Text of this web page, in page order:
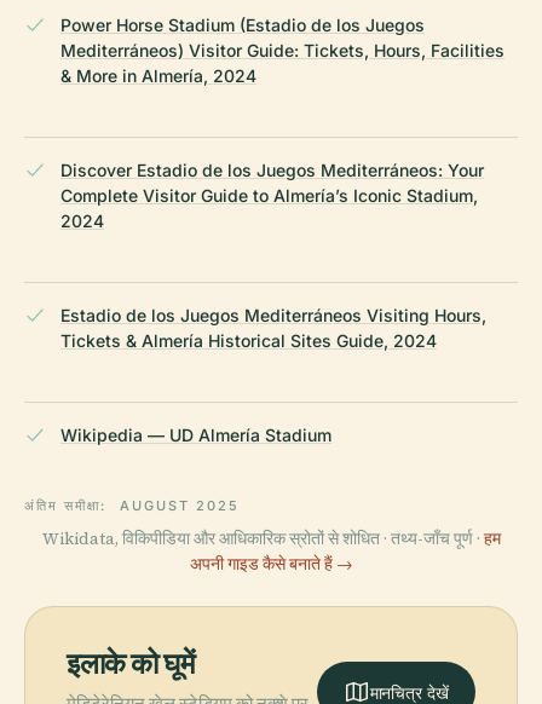
Power Horse Stadium (Estadio de los Juegos
Mediterráneos) Visitor Guide: Tickets, Hours, Facilities
& More in Almería, 2024
Discover Estadio de los Juegos Mediterráneos: Your
Complete Visitor Guide to Almería’s Iconic Stadium,
2024
Estadio de los Juegos Mediterráneos Visiting Hours,
Tickets & Almería Historical Sites Guide, 2024
Wikipedia — UD Almería Stadium
अंतिम समीक्षा: AUGUST 2025
Wikidata, विकिपीडिया और आधिकारिक स्रोतों से शोधित · तथ्य-जाँच पूर्ण · हम
अपनी गाइड कैसे बनाते हैं →
इलाके को घूमें
मानचित्र देखें